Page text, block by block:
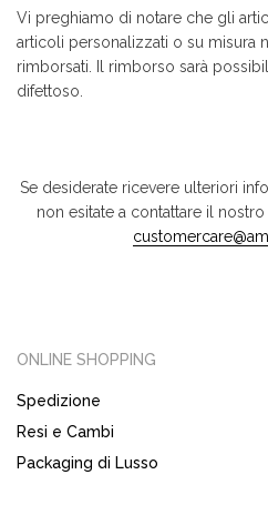
Vi preghiamo di notare che gli
articoli personalizzati o su misura
rimborsati. Il rimborso sarà
difettoso.
Se desiderate ricevere ulteriori
non esitate a contattare il
ONLINE SHOPPING
Spedizione
Resi e Cambi
Packaging di Lusso